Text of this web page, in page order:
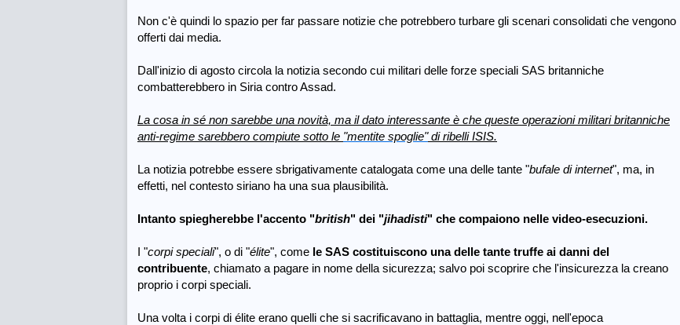
Non c'è quindi lo spazio per far passare notizie che potrebbero turbare gli scenari consolidati che vengono
offerti dai media.
Dall'inizio di agosto circola la notizia secondo cui militari delle forze speciali SAS britanniche
combatterebbero in Siria contro Assad.
La cosa in sé non sarebbe una novità, ma il dato interessante è che queste operazioni militari britanniche
anti-regime sarebbero compiute sotto le "mentite spoglie"di ribelli ISIS.
La notizia potrebbe essere sbrigativamente catalogata come una delle tante "bufale di internet", ma, in
effetti, nel contesto siriano ha una sua plausibilità.
Intanto spiegherebbe l'accento "british" dei "jihadisti" che compaiono nelle video-esecuzioni.
I "corpi speciali", o di "élite", come le SAS costituiscono una delle tante truffe ai danni del
contribuente, chiamato a pagare in nome della sicurezza; salvo poi scoprire che l'insicurezza la creano
proprio i corpi speciali.
Una volta i corpi di élite erano quelli che si sacrificavano in battaglia, mentre oggi, nell'epoca